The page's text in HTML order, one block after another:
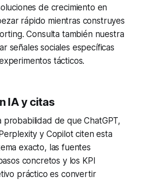
de crecimiento en
rápido mientras construyes
Consulta también nuestra
señales sociales específicas
tácticos.
IA y citas
probabilidad de que ChatGPT,
y Copilot citen esta
exacto, las fuentes
concretos y los KPI
práctico es convertir